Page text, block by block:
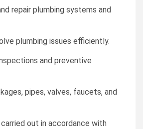
repair plumbing systems and
plumbing issues efficiently.
and preventive
pipes, valves, faucets, and
carried out in accordance with